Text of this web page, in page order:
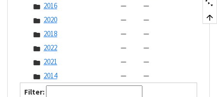
2016
—
—
2020
—
—
2018
—
—
2022
—
—
2021
—
—
2014
—
—
Filter: